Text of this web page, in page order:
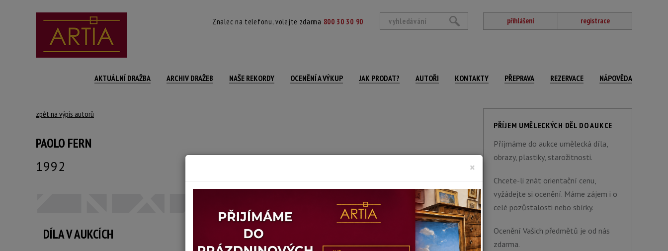
Znalec na telefonu, volejte zdarma 800 30 30 90 přihlášení registrace
AKTUÁLNÍ DRAŽBA ARCHIV DRAŽEB NAŠE REKORDY OCENĚNÍ A VÝKUP JAK PRODAT? AUTOŘI KONTAKTY PŘEPRAVA REZERVACE NÁPOVĚDA
zpět na výpis autorů
PAOLO FERN
1992
DÍLA V AUKCÍCH
PŘÍJEM UMĚLECKÝCH DĚL DO AUKCE
Příjmáme do aukce umělecká díla,
obrazy, plastiky, starožitnosti.
Chcete-li znát orientační cenu,
vyžádejte si ocenění. Máme zájem i o
celé pozůstalosti nebo sbírky.
Ocenění Vašich předmětů je od nás
zdarma.
×